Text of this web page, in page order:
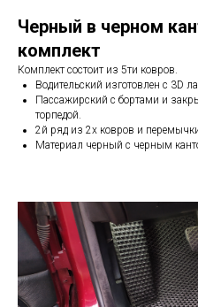
Черный в черном
комплект
Комплект состоит из 5ти ковров.
Водительский изготовлен с 3D
Пассажирский с бортами и
торпедой.
2й ряд из 2х ковров и
Материал черный с черным